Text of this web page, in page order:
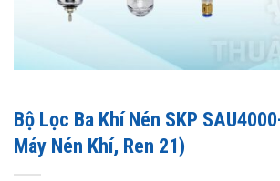
Bộ Lọc Ba Khí Nén SKP
Máy Nén Khí, Ren 21)